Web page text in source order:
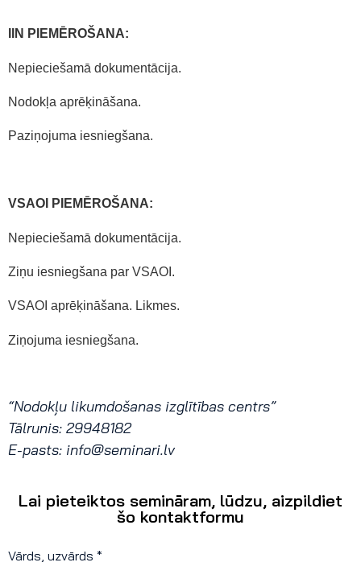
IIN PIEMĒROŠANA:
Nepieciešamā dokumentācija.
Nodokļa aprēķināšana.
Paziņojuma iesniegšana.
VSAOI PIEMĒROŠANA:
Nepieciešamā dokumentācija.
Ziņu iesniegšana par VSAOI.
VSAOI aprēķināšana. Likmes.
Ziņojuma iesniegšana.
“Nodokļu likumdošanas izglītības centrs”
Tālrunis: 29948182
E-pasts: info@seminari.lv
Lai pieteiktos semināram, lūdzu, aizpildiet
šo kontaktformu
Vārds, uzvārds *